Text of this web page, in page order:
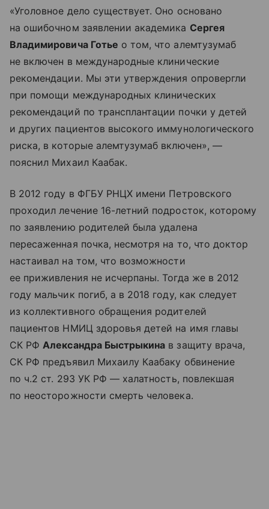
«Уголовное дело существует. Оно основано
на ошибочном заявлении академика Сергея
Владимировича Готье о том, что алемтузумаб
не включен в международные клинические
рекомендации. Мы эти утверждения опровергли
при помощи международных клинических
рекомендаций по трансплантации почки у детей
и других пациентов высокого иммунологического
риска, в которые алемтузумаб включен», —
пояснил Михаил Каабак.
В 2012 году в ФГБУ РНЦХ имени Петровского
проходил лечение 16-летний подросток, которому
по заявлению родителей была удалена
пересаженная почка, несмотря на то, что доктор
настаивал на том, что возможности
ее приживления не исчерпаны. Тогда же в 2012
году мальчик погиб, а в 2018 году, как следует
из коллективного обращения родителей
пациентов НМИЦ здоровья детей на имя главы
СК РФ Александра Быстрыкина в защиту врача,
СК РФ предъявил Михаилу Каабаку обвинение
по ч.2 ст. 293 УК РФ — халатность, повлекшая
по неосторожности смерть человека.